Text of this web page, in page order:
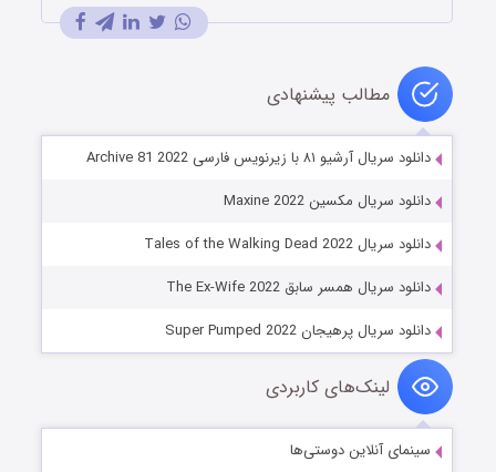
مطالب پیشنهادی
دانلود سریال آرشیو ۸۱ با زیرنویس فارسی Archive 81 2022
دانلود سریال مکسین Maxine 2022
دانلود سریال Tales of the Walking Dead 2022
دانلود سریال همسر سابق The Ex-Wife 2022
دانلود سریال پرهیجان Super Pumped 2022
لینک‌های کاربردی
سینمای آنلاین دوستی‌ها